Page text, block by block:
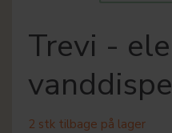
Trevi -
2 stk tilbage på lager